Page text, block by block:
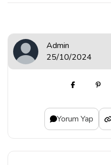
Admin
25/10/2024
Yorum Yap